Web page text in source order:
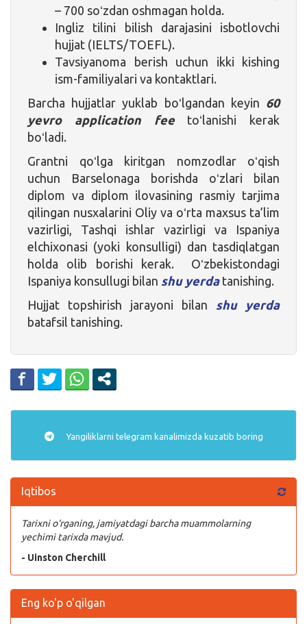
– 700 soʻzdan oshmagan holda.
Ingliz tilini bilish darajasini isbotlovchi
hujjat (IELTS/TOEFL).
Tavsiyanoma berish uchun ikki kishing
ism-familiyalari va kontaktlari.
Barcha hujjatlar yuklab boʻlgandan keyin 60
yevro application feetoʻlanishi kerak
boʻladi.
Grantni qoʻlga kiritgan nomzodlar oʻqish
uchun Barselonaga borishda oʻzlari bilan
diplom va diplom ilovasining rasmiy tarjima
qilingan nusxalarini Oliy va oʻrta maxsus ta’lim
vazirligi, Tashqi ishlar vazirligi va Ispaniya
elchixonasi (yoki konsulligi) dan tasdiqlatgan
holda olib borishi kerak. Oʻzbekistondagi
Ispaniya konsullugi bilan shu yerdatanishing.
Hujjat topshirish jarayoni bilan shu yerda
batafsil tanishing.
Yangiliklarni telegram kanalimizda kuzatib boring
Iqtibos
Tarixni o‘rganing, jamiyatdagi barcha muammolarning
yechimi tarixda mavjud.
- Uinston Cherchill
Eng ko'p o'qilgan